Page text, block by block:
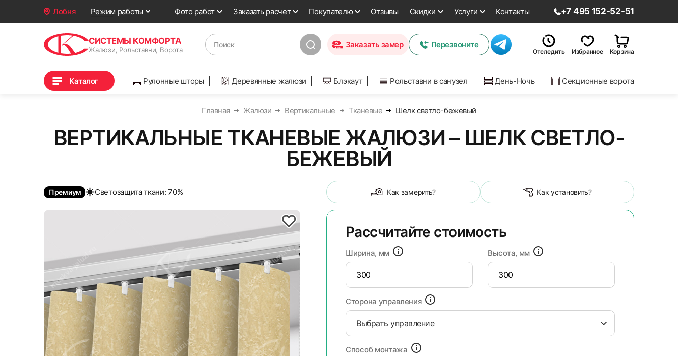
Лобня Режим работы Фото работ Заказать расчет Покупателю Отзывы Скидки Услуги Контакты +7 495 152-52-51
СИСТЕМЫ КОМФОРТА
Жалюзи, Рольставни, Ворота
Заказать замер Перезвоните
Отследить Избранное Корзина
Каталог Рулонные шторы Деревянные жалюзи Блэкаут Рольставни в санузел День-Ночь Секционные ворота
Главная Жалюзи Вертикальные Тканевые Шелк светло-бежевый
ВЕРТИКАЛЬНЫЕ ТКАНЕВЫЕ ЖАЛЮЗИ – ШЕЛК СВЕТЛО-
БЕЖЕВЫЙ
Премиум Cветозащита ткани: 70% Как замерить? Как установить?
Рассчитайте стоимость
Ширина, мм Высота, мм
Сторона управления
Выбрать управление
Способ монтажа